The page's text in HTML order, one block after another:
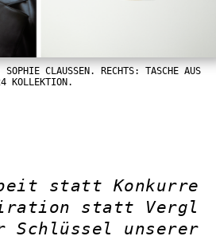
CLAUSSEN. RECHTS: TASCHE AUS
KOLLEKTION.
statt Konkurre
statt Vergl
unserer